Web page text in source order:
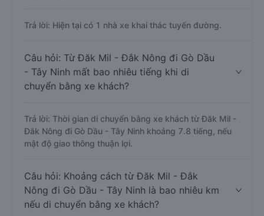
Trả lời: Hiện tại có 1 nhà xe khai thác tuyến đường.
Câu hỏi: Từ Đăk Mil - Đắk Nông đi Gò Dầu
- Tây Ninh mất bao nhiêu tiếng khi di
chuyển bằng xe khách?
Trả lời: Thời gian di chuyển bằng xe khách từ Đăk Mil -
Đắk Nông đi Gò Dầu - Tây Ninh khoảng 7.8 tiếng, nếu
mật độ giao thông thuận lợi.
Câu hỏi: Khoảng cách từ Đăk Mil - Đắk
Nông đi Gò Dầu - Tây Ninh là bao nhiêu km
nếu di chuyển bằng xe khách?